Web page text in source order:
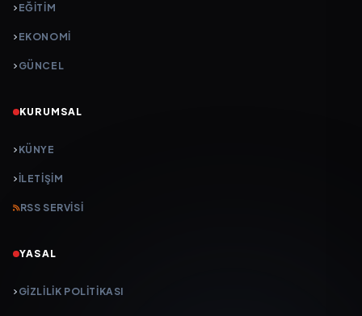
EĞİTİM
EKONOMİ
GÜNCEL
KURUMSAL
KÜNYE
İLETIŞIM
RSS SERVISI
YASAL
GIZLILIK POLITIKASI